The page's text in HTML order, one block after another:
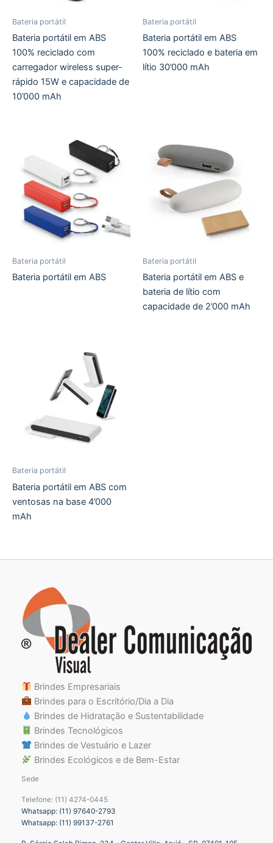
Bateria portátil
Bateria portátil em ABS
100% reciclado com
carregador wireless super-
rápido 15W e capacidade de
10’000 mAh
Bateria portátil
Bateria portátil em ABS
100% reciclado e bateria em
lítio 30’000 mAh
Bateria portátil
Bateria portátil em ABS
Bateria portátil
Bateria portátil em ABS e
bateria de lítio com
capacidade de 2’000 mAh
Bateria portátil
Bateria portátil em ABS com
ventosas na base 4’000
mAh
Brindes Empresariais
Brindes para o Escritório/Dia a Dia
Brindes de Hidratação e Sustentabilidade
Brindes Tecnológicos
Brindes de Vestuário e Lazer
Brindes Ecológicos e de Bem-Estar
Sede
Telefone: (11) 4274-0445
Whatsapp: (11) 97640-2793
Whatsapp: (11) 99137-2761